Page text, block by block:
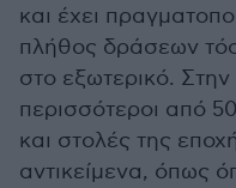
και έχει
πλήθος δράσεων
στο εξωτερικό.
περισσότεροι από
και στολές της
αντικείμενα, όπως